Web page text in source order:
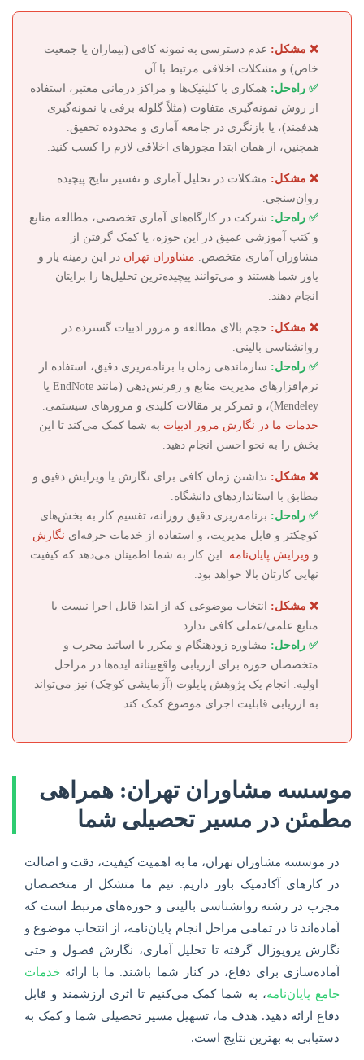
❌ مشکل: عدم دسترسی به نمونه کافی (بیماران یا جمعیت
خاص) و مشکلات اخلاقی مرتبط با آن.
✅ راه‌حل: همکاری با کلینیک‌ها و مراکز درمانی معتبر، استفاده
از روش نمونه‌گیری متفاوت (مثلاً گلوله برفی یا نمونه‌گیری
هدفمند)، یا بازنگری در جامعه آماری و محدوده تحقیق.
همچنین، از همان ابتدا مجوزهای اخلاقی لازم را کسب کنید.
❌ مشکل: مشکلات در تحلیل آماری و تفسیر نتایج پیچیده
روان‌سنجی.
✅ راه‌حل: شرکت در کارگاه‌های آماری تخصصی، مطالعه منابع
و کتب آموزشی عمیق در این حوزه، یا کمک گرفتن از
مشاوران آماری متخصص. مشاوران تهران در این زمینه یار و
یاور شما هستند و می‌توانند پیچیده‌ترین تحلیل‌ها را برایتان
انجام دهند.
❌ مشکل: حجم بالای مطالعه و مرور ادبیات گسترده در
روانشناسی بالینی.
✅ راه‌حل: سازماندهی زمان با برنامه‌ریزی دقیق، استفاده از
نرم‌افزارهای مدیریت منابع و رفرنس‌دهی (مانند EndNote یا
Mendeley)، و تمرکز بر مقالات کلیدی و مرورهای سیستمی.
خدمات ما در نگارش مرور ادبیات به شما کمک می‌کند تا این
بخش را به نحو احسن انجام دهید.
❌ مشکل: نداشتن زمان کافی برای نگارش یا ویرایش دقیق و
مطابق با استانداردهای دانشگاه.
✅ راه‌حل: برنامه‌ریزی دقیق روزانه، تقسیم کار به بخش‌های
کوچکتر و قابل مدیریت، و استفاده از خدمات حرفه‌ای نگارش
و ویرایش پایان‌نامه. این کار به شما اطمینان می‌دهد که کیفیت
نهایی کارتان بالا خواهد بود.
❌ مشکل: انتخاب موضوعی که از ابتدا قابل اجرا نیست یا
منابع علمی/عملی کافی ندارد.
✅ راه‌حل: مشاوره زودهنگام و مکرر با اساتید مجرب و
متخصصان حوزه برای ارزیابی واقع‌بینانه ایده‌ها در مراحل
اولیه. انجام یک پژوهش پایلوت (آزمایشی کوچک) نیز می‌تواند
به ارزیابی قابلیت اجرای موضوع کمک کند.
موسسه مشاوران تهران: همراهی
مطمئن در مسیر تحصیلی شما
در موسسه مشاوران تهران، ما به اهمیت کیفیت، دقت و اصالت
در کارهای آکادمیک باور داریم. تیم ما متشکل از متخصصان
مجرب در رشته روانشناسی بالینی و حوزه‌های مرتبط است که
آماده‌اند تا در تمامی مراحل انجام پایان‌نامه، از انتخاب موضوع و
نگارش پروپوزال گرفته تا تحلیل آماری، نگارش فصول و حتی
آماده‌سازی برای دفاع، در کنار شما باشند. ما با ارائه خدمات
جامع پایان‌نامه، به شما کمک می‌کنیم تا اثری ارزشمند و قابل
دفاع ارائه دهید. هدف ما، تسهیل مسیر تحصیلی شما و کمک به
دستیابی به بهترین نتایج است.